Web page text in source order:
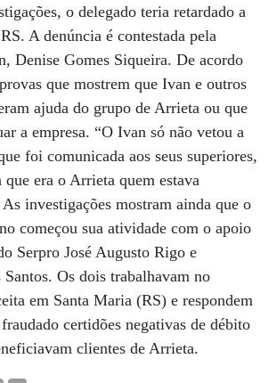
o delegado teria retardado a
A denúncia é contestada pela
Denise Gomes Siqueira. De acordo
que mostrem que Ivan e outros
ajuda do grupo de Arrieta ou que
a empresa. “O Ivan só não vetou a
foi comunicada aos seus superiores,
que era o Arrieta quem estava
investigações mostram ainda que o
começou sua atividade com o apoio
Serpro José Augusto Rigo e
Os dois trabalhavam no
em Santa Maria (RS) e respondem
certidões negativas de débito
clientes de Arrieta.